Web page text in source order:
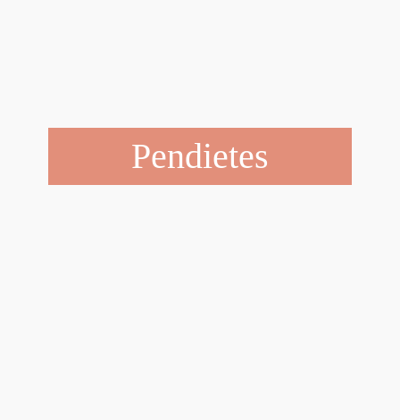
Pendietes